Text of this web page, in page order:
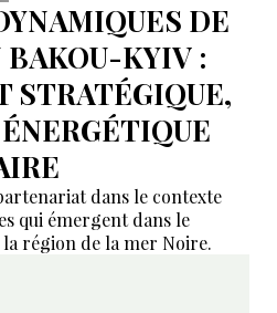
DE
KYIV :
STRATÉGIQUE,
dans le contexte
qui émergent dans le
la région de la mer Noire.